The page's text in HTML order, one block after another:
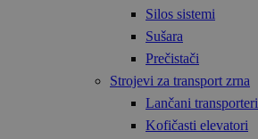
Silos sistemi
Sušara
Prečistači
Strojevi za transport zrna
Lančani transporteri
Kofičasti elevatori